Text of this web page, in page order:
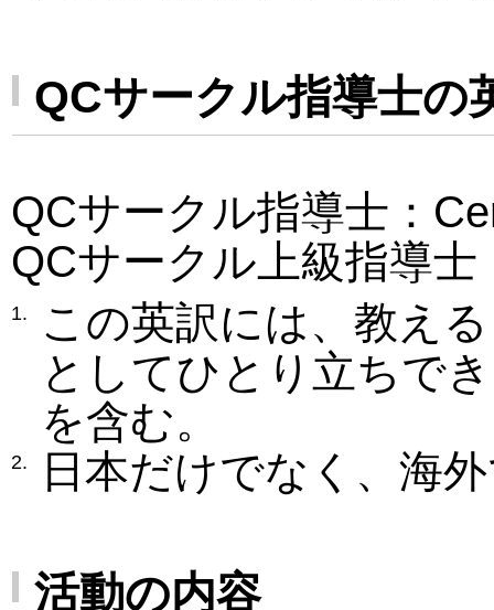
QCサークル指導士の
QCサークル指導士：
QCサークル上級指導
1.
この英訳には、教え
としてひとり立ちで
を含む。
2. 日本だけでなく、海
活動の内容